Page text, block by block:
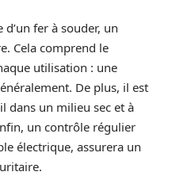
fer à souder, un
Cela comprend le
utilisation : une
De plus, il est
dans un milieu sec et à
un contrôle régulier
électrique, assurera un